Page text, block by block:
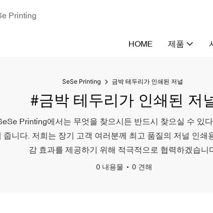
Printing
HOME 제품
SeSe Printing 금박 테두리가 인쇄된 저널
#금박 테두리가 인쇄된 저
Printing에서는 무엇을 찾으시든 반드시 찾으실 수 있
니다. 저희는 장기 고객 여러분께 최고 품질의 저널 인
감 효과를 제공하기 위해 적극적으로 협력하겠습니
0 내용물 0 견해